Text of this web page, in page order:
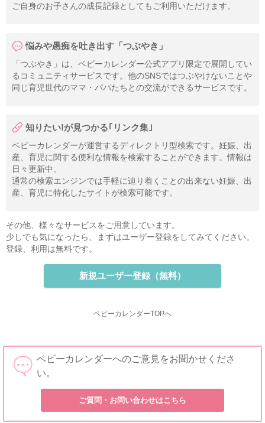
ご自身のお子さんの成長記録としてもご利用いただけます。
悩みや愚痴を吐き出す「つぶやき」
「つぶやき」は、ベビーカレンダー公式アプリ限定で展開してい
るコミュニティサービスです。他のSNSではつぶやけないことや
同じ育児世代のママ・パパたちとの交流ができるサービスです。
知りたい!が見つかる｢リンク集｣
ベビーカレンダーが運営するディレクトリ型検索です。妊娠、出
産、育児に関する便利な情報を検索することができます。情報は
日々更新中。
通常の検索エンジンでは手軽に辿り着くことの出来ない妊娠、出
産、育児に特化したサイトが検索可能です。
その他、様々なサービスをご用意しています。
少しでも気になったら、まずはユーザー登録をしてみてください。
登録、利用は無料です。
新規ユーザー登録（無料）
ベビーカレンダーTOPへ
ベビーカレンダーへのご意見をお聞かせくださ
い。
ご質問・お問い合わせはこちら